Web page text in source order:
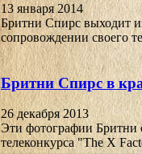
13 января 2014
Бритни Спирс выходит
сопровождении своего
Бритни Спирс в
26 декабря 2013
Эти фотографии Бритни
телеконкурса "The X